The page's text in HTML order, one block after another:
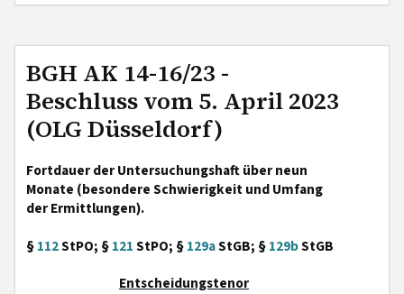
BGH AK 14-16/23 -
Beschluss vom 5. April 2023
(OLG Düsseldorf)
Fortdauer der Untersuchungshaft über neun
Monate (besondere Schwierigkeit und Umfang
der Ermittlungen).
§112StPO; §121StPO; §129aStGB; §129bStGB
Entscheidungstenor